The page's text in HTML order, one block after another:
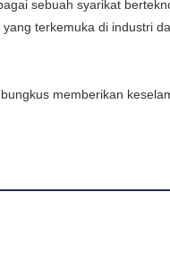
sebuah syarikat
terkemuka di industri
memberikan